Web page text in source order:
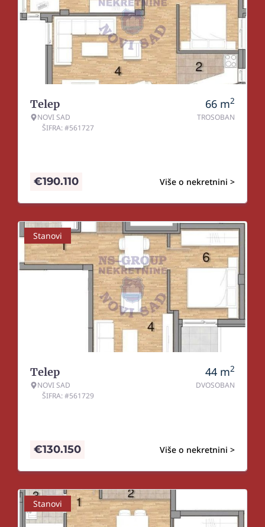
Telep
NOVI SAD
ŠIFRA: #561727
66 m2
TROSOBAN
Više o nekretnini >
€190.110
Stanovi
Telep
NOVI SAD
ŠIFRA: #561729
44 m2
DVOSOBAN
Više o nekretnini >
€130.150
Stanovi